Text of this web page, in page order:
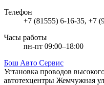
Телефон
+7 (81555) 6-16-35, +7
Часы работы
пн-пт 09:00–18:00
Бош Авто Сервис
Установка проводов
автотехцентры Жемчужная